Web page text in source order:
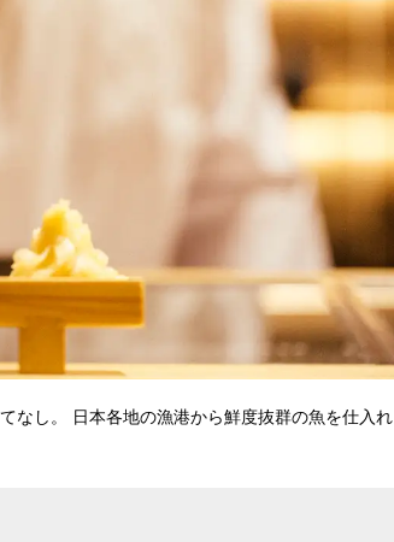
なし。 日本各地の漁港から鮮度抜群の魚を仕入れ